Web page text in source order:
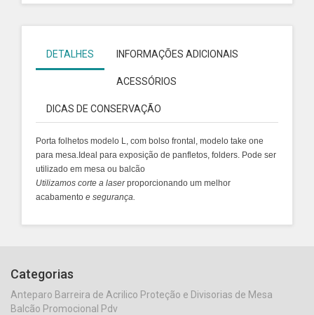
DETALHES INFORMAÇÕES ADICIONAIS
ACESSÓRIOS
DICAS DE CONSERVAÇÃO
Porta folhetos modelo L, com bolso frontal, modelo take one
para mesa.Ideal para exposição de panfletos, folders. Pode ser
utilizado em mesa ou balcão
Utilizamos corte a laserproporcionando um melhor
acabamento e segurança.
Categorias
Anteparo Barreira de Acrilico Proteção e Divisorias de Mesa
Balcão Promocional Pdv